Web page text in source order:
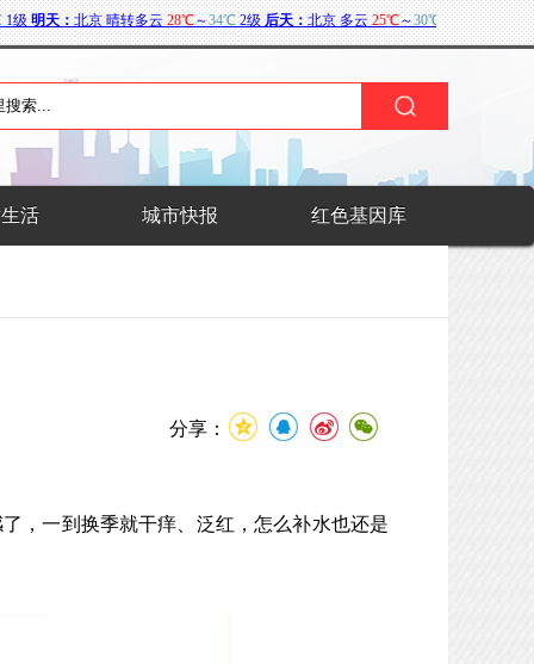
活 城市快报 红色基因库
分享：
，一到换季就干痒、泛红，怎么补水也还是